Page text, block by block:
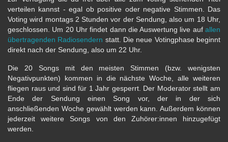
verteilen kannst - egal ob positive oder negative Stimmen. Das
Voting wird montags 2 Stunden vor der Sendung, also um 18 Uhr,
geschlossen. Um 20 Uhr findet dann die Auswertung live auf allen
übertragenden Radiosendern statt. Die neue Votingphase beginnt
direkt nach der Sendung, also um 22 Uhr.
Die 20 Songs mit den meisten Stimmen (bzw. wenigsten
Negativpunkten) kommen in die nächste Woche, alle weiteren
fliegen raus und sind für 1 Jahr gesperrt. Der Moderator stellt am
Ende der Sendung einen Song vor, der in der sich
anschließenden Woche gewählt werden kann. Außerdem können
jederzeit weitere Songs von den Zuhörer:innen hinzugefügt
werden.